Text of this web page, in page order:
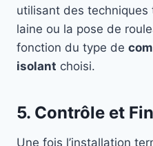
utilisant des
laine ou la pose de
fonction du type de
isolant choisi.
5. Contrôle et
Une fois l’installation